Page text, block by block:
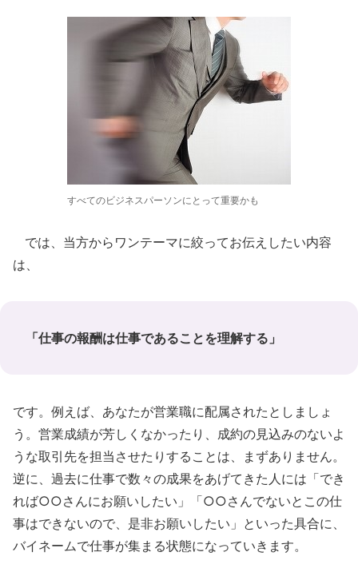
すべてのビジネスパーソンにとって重要かも
では、当方からワンテーマに絞ってお伝えしたい内容
は、
「仕事の報酬は仕事であることを理解する」
です。例えば、あなたが営業職に配属されたとしましょ
う。営業成績が芳しくなかったり、成約の見込みのないよ
うな取引先を担当させたりすることは、まずありません。
逆に、過去に仕事で数々の成果をあげてきた人には「でき
れば○○さんにお願いしたい」「○○さんでないとこの仕
事はできないので、是非お願いしたい」といった具合に、
バイネームで仕事が集まる状態になっていきます。